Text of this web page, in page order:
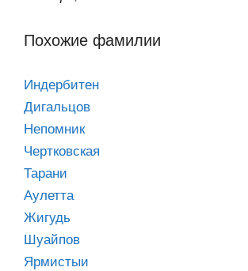
Похожие фамилии
Индербитен
Дигальцов
Непомник
Чертковская
Тарани
Аулетта
Жигудь
Шуайпов
Ярмистыи